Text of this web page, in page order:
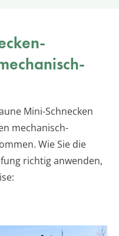
Mini-Schnecken
mechanisch-
Wie Sie die
richtig anwenden,